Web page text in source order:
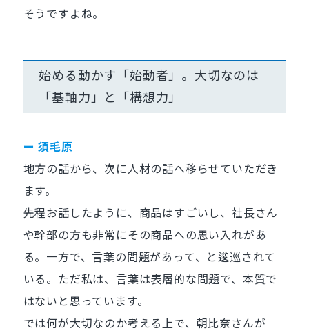
そうですよね。
始める動かす「始動者」。大切なのは
「基軸力」と「構想力」
ー 須毛原
地方の話から、次に人材の話へ移らせていただき
ます。
先程お話したように、商品はすごいし、社長さん
や幹部の方も非常にその商品への思い入れがあ
る。一方で、言葉の問題があって、と逡巡されて
いる。ただ私は、言葉は表層的な問題で、本質で
はないと思っています。
では何が大切なのか考える上で、朝比奈さんが